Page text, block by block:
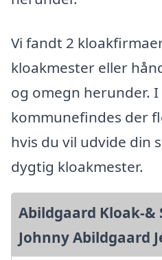
Vi fandt 2
kloakmester eller
og omegn herunder.
kommunefindes der
hvis du vil udvide din
dygtig kloakmester.
Abildgaard Kloak-&
Johnny Abildgaard